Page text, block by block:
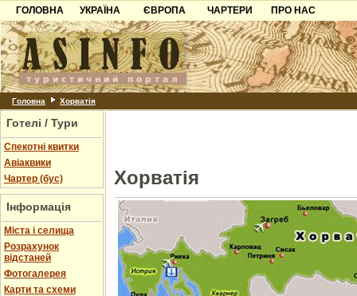
ГОЛОВНА
УКРАЇНА
Карпати
Азов
Причорноморря
Шацьк
ЄВРОПА
Чорногорія
Хорватія
Болгарія
ЧАРТЕРИ
ПРО НАС
Контакти
Партнерам
Додати готель
Головна Хорватія
Готелі / Тури
Спекотні квитки
Авіаквики
Чартер (бус)
Інформація
Міста і селища
Розрахунок
відстаней
Фотогалерея
Карти та схеми
Хорватія